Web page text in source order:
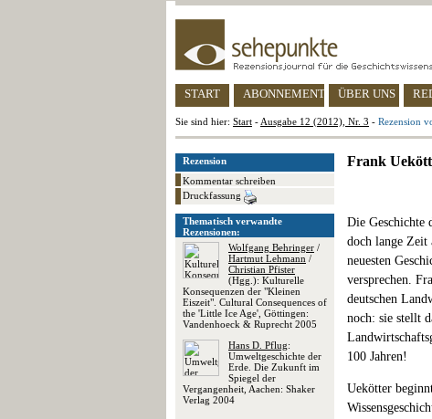
START ABONNEMENT ÜBER UNS
Sie sind hier: Start - Ausgabe 12 (2012), Nr. 3 - Rezension
Rezension
Kommentar schreiben
Druckfassung
Thematisch verwandte
Rezensionen:
Wolfgang Behringer /
Hartmut Lehmann /
Christian Pfister
(Hgg.): Kulturelle
Konsequenzen der "Kleinen
Eiszeit". Cultural Consequences of
the 'Little Ice Age', Göttingen:
Vandenhoeck & Ruprecht 2005
Hans D. Pflug:
Umweltgeschichte der
Erde. Die Zukunft im
Spiegel der
Vergangenheit, Aachen: Shaker
Verlag 2004
Frank
Die Geschichte
doch lange Zeit
neuesten
versprechen.
deutschen
noch: sie stellt
100 Jahren!
Uekötter